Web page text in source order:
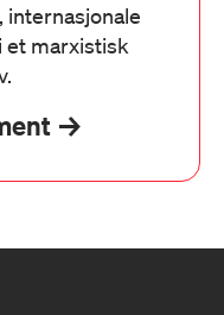
internasjonale
et marxistisk